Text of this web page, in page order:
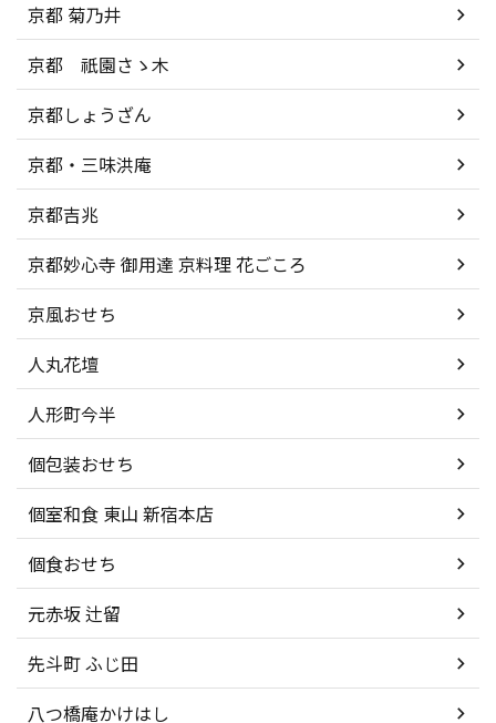
京都 菊乃井
京都 祇園さゝ木
京都しょうざん
京都・三味洪庵
京都吉兆
京都妙心寺 御用達 京料理 花ごころ
京風おせち
人丸花壇
人形町今半
個包装おせち
個室和食 東山 新宿本店
個食おせち
元赤坂 辻留
先斗町 ふじ田
八つ橋庵かけはし